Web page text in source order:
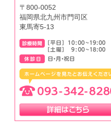
〒800-0052
福岡県北九州市門司区
東馬寄5-13